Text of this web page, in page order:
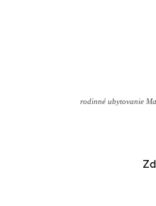
rodinné ubytovanie